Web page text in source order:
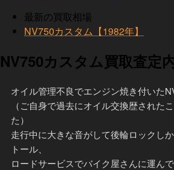
最新の買取相場
NV750カスタム【1982年】
NV750カスタム買取査定
オイル管理不良でエンジン焼き付いた
（ご自身で過去にオイル交換歴された
た）
走行中に大きな音がして後輪ロックし
トール、
ロードサービスでバイク屋さんに運ん